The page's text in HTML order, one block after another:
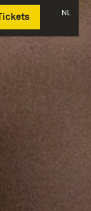
NL
Deutsch